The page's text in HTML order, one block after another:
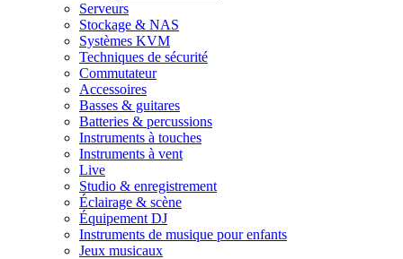
Serveurs
Stockage & NAS
Systèmes KVM
Techniques de sécurité
Commutateur
Accessoires
Basses & guitares
Batteries & percussions
Instruments à touches
Instruments à vent
Live
Studio & enregistrement
Éclairage & scène
Équipement DJ
Instruments de musique pour enfants
Jeux musicaux